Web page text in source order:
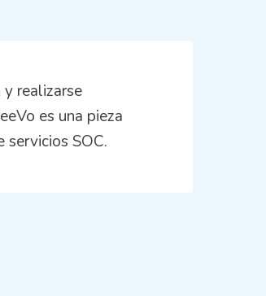
realizarse
es una pieza
SOC.